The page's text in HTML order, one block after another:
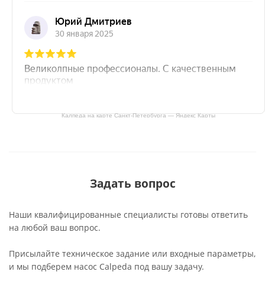
Калпеда на карте Санкт‑Петербурга — Яндекс Карты
Задать вопрос
Наши квалифицированные специалисты готовы ответить
на любой ваш вопрос.
Присылайте техническое задание или входные параметры,
и мы подберем насос Calpeda под вашу задачу.